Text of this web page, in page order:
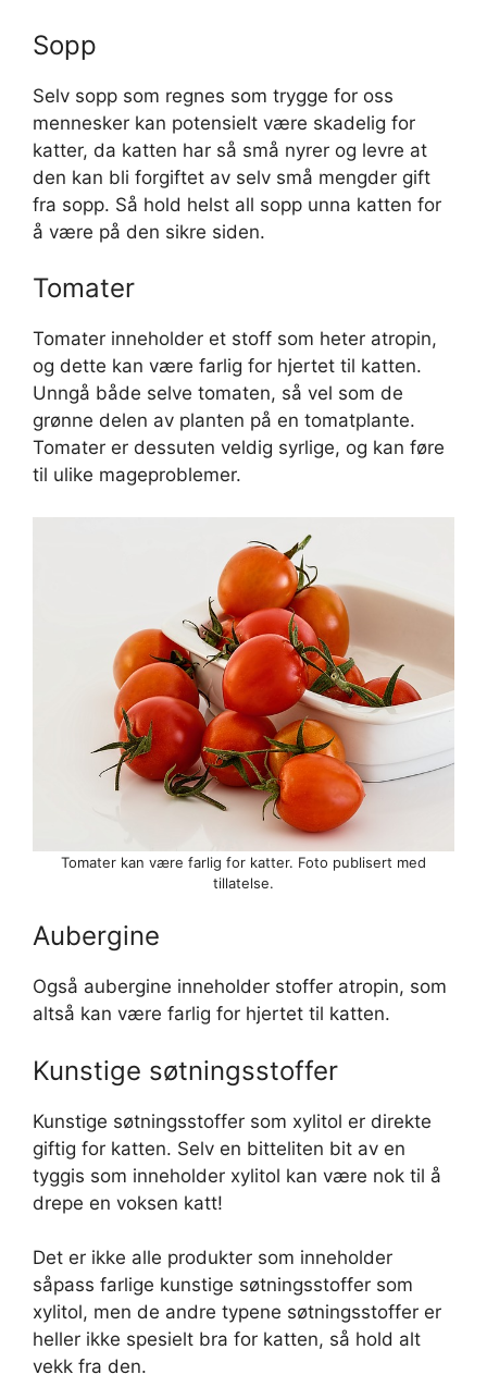
Sopp
Selv sopp som regnes som trygge for oss
mennesker kan potensielt være skadelig for
katter, da katten har så små nyrer og levre at
den kan bli forgiftet av selv små mengder gift
fra sopp. Så hold helst all sopp unna katten for
å være på den sikre siden.
Tomater
Tomater inneholder et stoff som heter atropin,
og dette kan være farlig for hjertet til katten.
Unngå både selve tomaten, så vel som de
grønne delen av planten på en tomatplante.
Tomater er dessuten veldig syrlige, og kan føre
til ulike mageproblemer.
Tomater kan være farlig for katter. Foto publisert med
tillatelse.
Aubergine
Også aubergine inneholder stoffer atropin, som
altså kan være farlig for hjertet til katten.
Kunstige søtningsstoffer
Kunstige søtningsstoffer som xylitol er direkte
giftig for katten. Selv en bitteliten bit av en
tyggis som inneholder xylitol kan være nok til å
drepe en voksen katt!
Det er ikke alle produkter som inneholder
såpass farlige kunstige søtningsstoffer som
xylitol, men de andre typene søtningsstoffer er
heller ikke spesielt bra for katten, så hold alt
vekk fra den.